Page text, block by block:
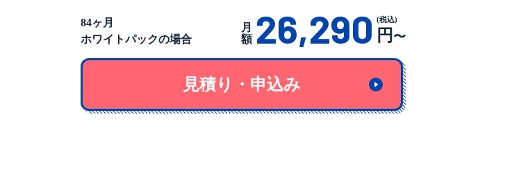
84ヶ月
ホワイトパックの場合
月
額 26,290 (税込)
円 〜
見積り・申込み